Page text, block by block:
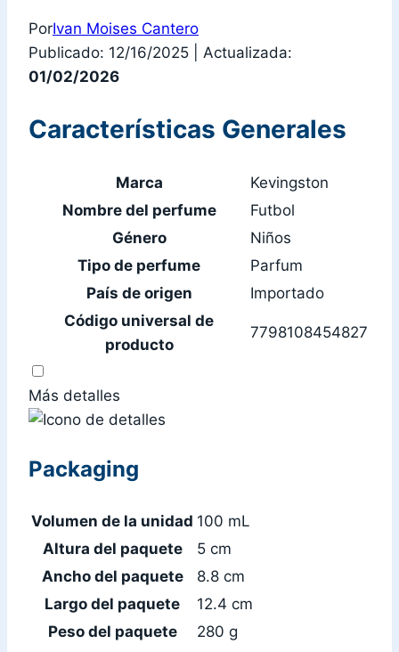
PorIvan Moises Cantero
Publicado: 12/16/2025
Actualizada:
01/02/2026
Características Generales
Marca
Kevingston
Nombre del perfume
Futbol
Género
Niños
Tipo de perfume
Parfum
País de origen
Importado
Código universal de
producto
7798108454827
Más detalles
Packaging
Volumen de la unidad 100 mL
Altura del paquete
5 cm
Ancho del paquete
8.8 cm
Largo del paquete
12.4 cm
Peso del paquete
280 g